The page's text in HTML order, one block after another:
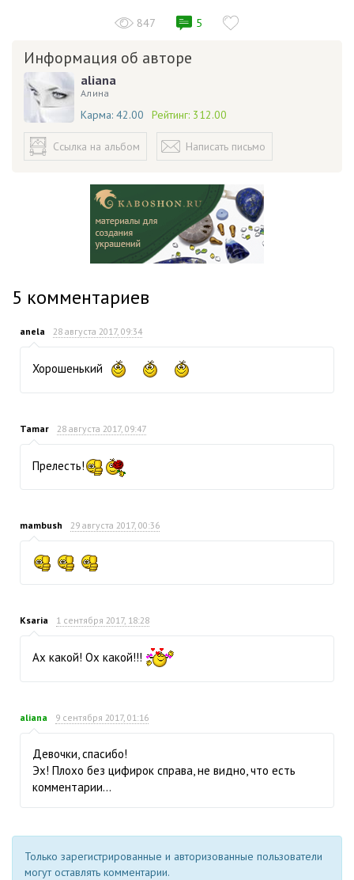
847 5
Информация об авторе
aliana
Алина
Карма: 42.00 Рейтинг: 312.00
Ссылка на альбом Написать письмо
5 комментариев
anela 28 августа 2017, 09:34
Хорошенький
Tamar 28 августа 2017, 09:47
Прелесть!
mambush 29 августа 2017, 00:36
Ksaria 1 сентября 2017, 18:28
Ах какой! Ох какой!!!
aliana 9 сентября 2017, 01:16
Девочки, спасибо!
Эх! Плохо без цифирок справа, не видно, что есть
комментарии…
Только зарегистрированные и авторизованные пользователи
могут оставлять комментарии.